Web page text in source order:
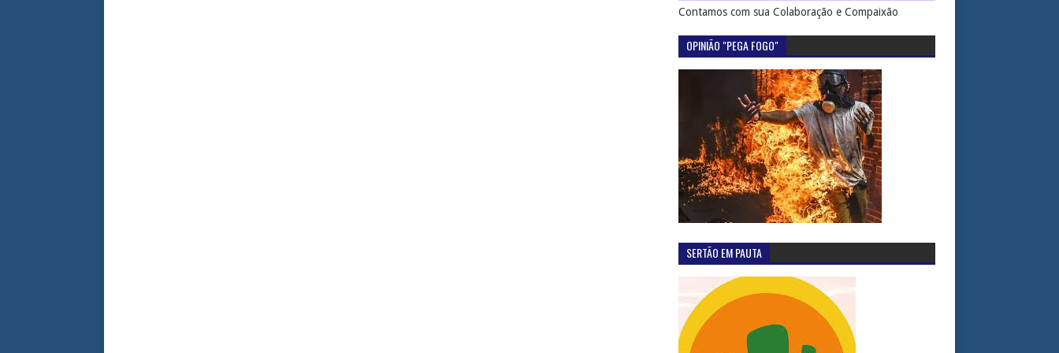
Contamos com sua Colaboração e Compaixão
OPINIÃO "PEGA FOGO"
SERTÃO EM PAUTA